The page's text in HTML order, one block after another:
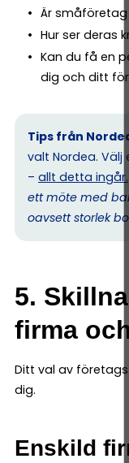
Är
Hur ser deras
Kan du få en
dig och ditt
Tips från
valt Nordea.
– allt detta ingår.
ett möte med
oavsett storlek
5.
firma
Ditt val av
dig.
Enskild